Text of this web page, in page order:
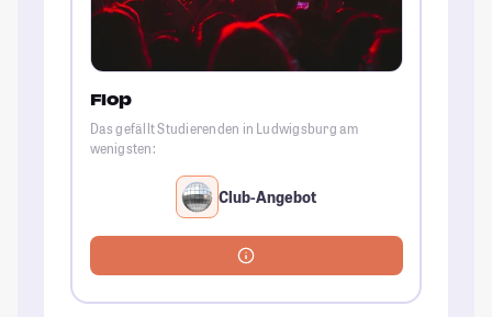
Flop
Das gefällt Studierenden in Ludwigsburg am
wenigsten:
Club-Angebot